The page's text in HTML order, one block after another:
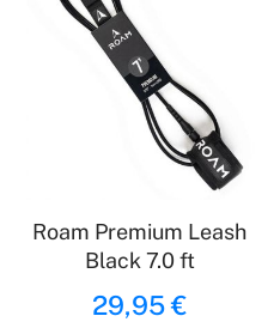
Roam Premium Leash
Black 7.0 ft
29,95 €